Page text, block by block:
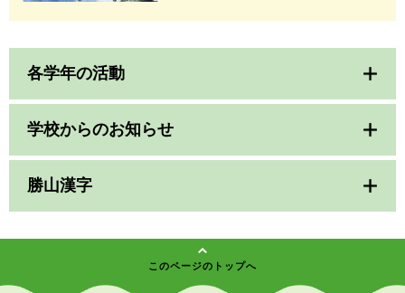
各学年の活動
学校からのお知らせ
勝山漢字
このページのトップへ